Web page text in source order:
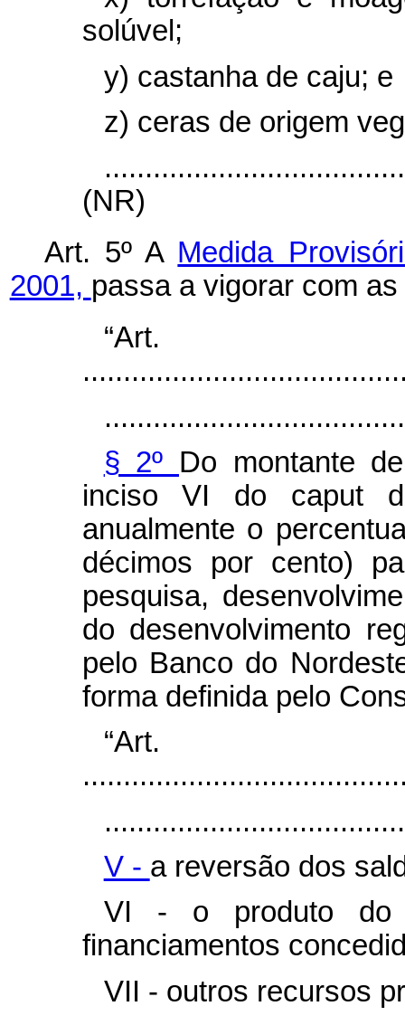
solúvel;
y) castanha de caju; e
z) ceras de origem
(NR)
Art. 5º A Medida
2001, passa a vigorar com
§ 2º Do montante
inciso VI do caput
anualmente o
décimos por cento)
pesquisa,
do desenvolvimento
pelo Banco do
forma definida pelo
V - a reversão dos
VI - o produto do
financiamentos
VII - outros recursos